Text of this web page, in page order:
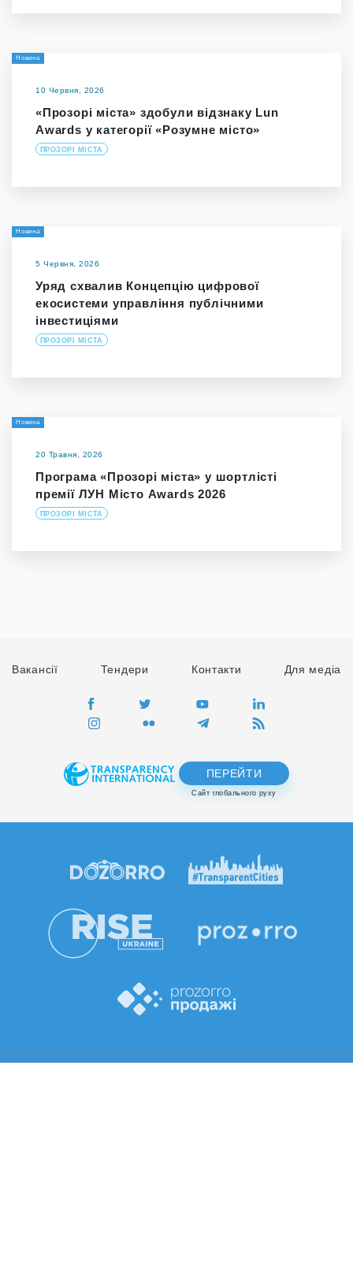
Новина
10 Червня, 2026
«Прозорі міста» здобули відзнаку Lun
Awards у категорії «Розумне місто»
ПРОЗОРІ МІСТА
Новина
5 Червня, 2026
Уряд схвалив Концепцію цифрової
екосистеми управління публічними
інвестиціями
ПРОЗОРІ МІСТА
Новина
20 Травня, 2026
Програма «Прозорі міста» у шортлісті
премії ЛУН Місто Awards 2026
ПРОЗОРІ МІСТА
Вакансії Тендери Контакти Для медіа
ПЕРЕЙТИ
Сайт глобального руху